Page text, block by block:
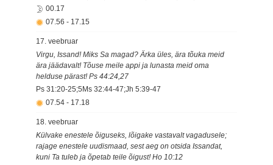
00.17
07.56 - 17.15
17. veebruar
Virgu, Issand! Miks Sa magad? Ärka üles, ära tõuka meid
ära jäädavalt! Tõuse meile appi ja lunasta meid oma
helduse pärast! Ps 44:24,27
Ps 31:20-25;5Ms 32:44-47;Jh 5:39-47
07.54 - 17.18
18. veebruar
Külvake enestele õiguseks, lõigake vastavalt vagadusele;
rajage enestele uudismaad, sest aeg on otsida Issandat,
kuni Ta tuleb ja õpetab teile õigust! Ho 10:12